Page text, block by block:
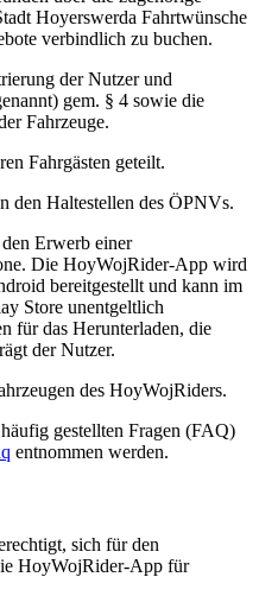
Hoyerswerda Fahrtwünsche
verbindlich zu buchen.
der Nutzer und
gem. § 4 sowie die
Fahrzeuge.
Fahrgästen geteilt.
den Haltestellen des ÖPNVs.
Erwerb einer
Die HoyWojRider-App wird
bereitgestellt und kann im
Store unentgeltlich
für das Herunterladen, die
der Nutzer.
des HoyWojRiders.
gestellten Fragen (FAQ)
entnommen werden.
sich für den
HoyWojRider-App für